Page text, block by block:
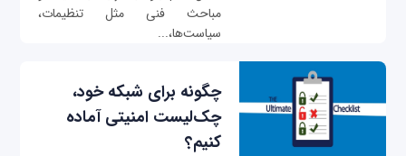
مباحث فنی مثل تنظیمات،
سیاست‌ها،...
چگونه برای شبکه خود،
چک‌لیست امنیتی آماده
کنیم؟